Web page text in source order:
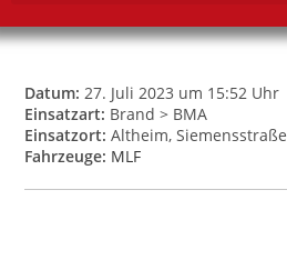
Datum: 27. Juli 2023 um 15:52 Uhr
Einsatzart: Brand > BMA
Einsatzort: Altheim, Siemensstraße
Fahrzeuge: MLF